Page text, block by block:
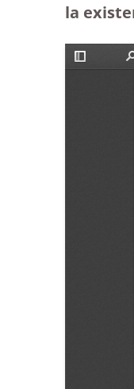
la